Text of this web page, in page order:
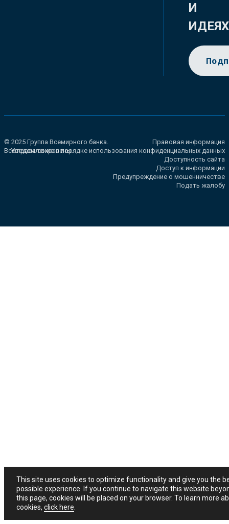
И
ИДЕЯХ
© 2025 Группа Всемирного банка.
Все права сохранены.
Правовая информация
Уведомление о порядке использования конфиденциальных данных
Доступность сайта
Доступ к информации
Предупреждение о мошенничестве
Подать жалобу
This site uses cookies to optimize functionality and give you the
possible experience. If you continue to navigate this website
this page, cookies will be placed on your browser. To learn more
cookies, click here